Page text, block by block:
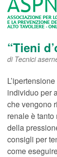
“Tieni
di Tecnici
individuo per
che vengono
renale è
della
consigli per
come